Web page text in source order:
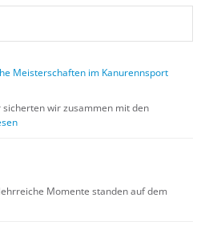
Meisterschaften im Kanurennsport
sicherten wir zusammen mit den
Momente standen auf dem